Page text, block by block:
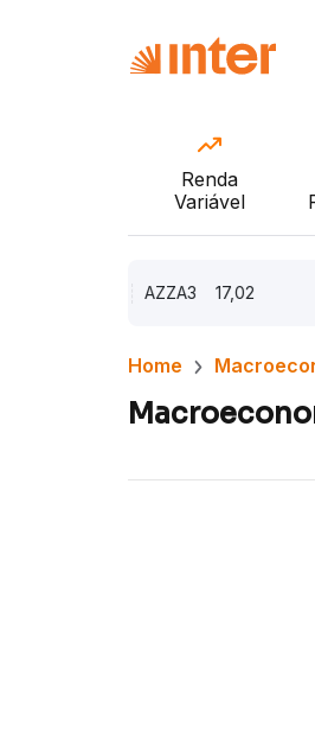
Renda
Variável
AZZA3 17,02
Home